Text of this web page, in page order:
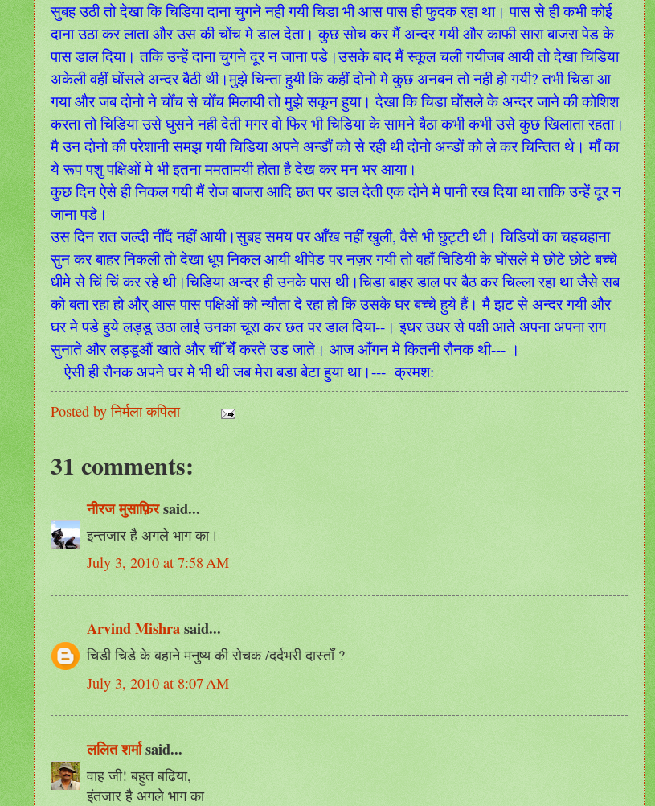
सुबह उठी तो देखा कि चिडिया दाना चुगने नही गयी चिडा भी आस पास ही फुदक रहा था। पास से ही कभी कोई
दाना उठा कर लाता और उस की चोंच मे डाल देता। कुछ सोच कर मैं अन्दर गयी और काफी सारा बाजरा पेड के
पास डाल दिया। तकि उन्हें दाना चुगने दूर न जाना पडे।उसके बाद मैं स्कूल चली गयीजब आयी तो देखा चिडिया
अकेली वहीं घोंसले अन्दर बैठी थी।मुझे चिन्ता हुयी कि कहीं दोनो मे कुछ अनबन तो नही हो गयी? तभी चिडा आ
गया और जब दोनो ने चोँच से चोँच मिलायी तो मुझे सकून हुया। देखा कि चिडा घोंसले के अन्दर जाने की कोशिश
करता तो चिडिया उसे घुसने नही देती मगर वो फिर भी चिडिया के सामने बैठा कभी कभी उसे कुछ खिलाता रहता।
मै उन दोनो की परेशानी समझ गयी चिडिया अपने अन्डौं को से रही थी दोनो अन्डों को ले कर चिन्तित थे। माँ का
ये रूप पशु पक्षिओं मे भी इतना ममतामयी होता है देख कर मन भर आया।
कुछ दिन ऐसे ही निकल गयी मैं रोज बाजरा आदि छत पर डाल देती एक दोने मे पानी रख दिया था ताकि उन्हें दूर न
जाना पडे।
उस दिन रात जल्दी नीँद नहीं आयी।सुबह समय पर आँख नहीं खुली, वैसे भी छुट्टी थी। चिडियों का चहचहाना
सुन कर बाहर निकली तो देखा धूप निकल आयी थीपेड पर नज़र गयी तो वहाँ चिडियी के घोंसले मे छोटे छोटे बच्चे
धीमे से चिं चिं कर रहे थी।चिडिया अन्दर ही उनके पास थी।चिडा बाहर डाल पर बैठ कर चिल्ला रहा था जैसे सब
को बता रहा हो और् आस पास पक्षिओं को न्यौता दे रहा हो कि उसके घर बच्चे हुये हैं। मै झट से अन्दर गयी और
घर मे पडे हुये लड्डू उठा लाई उनका चूरा कर छत पर डाल दिया--। इधर उधर से पक्षी आते अपना अपना राग
सुनाते और लड्डूऔं खाते और चीँ चेँ करते उड जाते। आज आँगन मे कितनी रौनक थी--- ।
ऐसी ही रौनक अपने घर मे भी थी जब मेरा बडा बेटा हुया था।--- क्रमश:
Posted byनिर्मला कपिला
31 comments:
नीरज मुसाफ़िरsaid...
इन्तजार है अगले भाग का।
July 3, 2010 at 7:58 AM
Arvind Mishrasaid...
चिडी चिडे के बहाने मनुष्य की रोचक /दर्दभरी दास्ताँ ?
July 3, 2010 at 8:07 AM
ललित शर्माsaid...
वाह जी! बहुत बढिया,
इंतजार है अगले भाग का